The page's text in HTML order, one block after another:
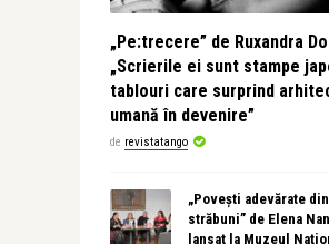
„Pe:trecere” de Ruxandra
„Scrierile ei sunt stampe
tablouri care surprind
umană în devenire”
de revistatango
„Povești adevărate din
străbuni” de Elena
lansat la Muzeul